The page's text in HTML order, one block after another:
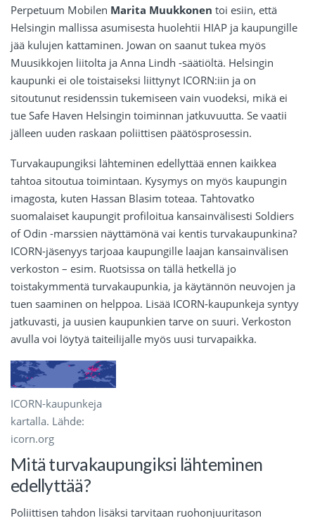
Perpetuum Mobilen Marita Muukkonen toi esiin, että
Helsingin mallissa asumisesta huolehtii HIAP ja kaupungille
jää kulujen kattaminen. Jowan on saanut tukea myös
Muusikkojen liitolta ja Anna Lindh -säätiöltä. Helsingin
kaupunki ei ole toistaiseksi liittynyt ICORN:iin ja on
sitoutunut residenssin tukemiseen vain vuodeksi, mikä ei
tue Safe Haven Helsingin toiminnan jatkuvuutta. Se vaatii
jälleen uuden raskaan poliittisen päätösprosessin.
Turvakaupungiksi lähteminen edellyttää ennen kaikkea
tahtoa sitoutua toimintaan. Kysymys on myös kaupungin
imagosta, kuten Hassan Blasim toteaa. Tahtovatko
suomalaiset kaupungit profiloitua kansainvälisesti Soldiers
of Odin -marssien näyttämönä vai kentis turvakaupunkina?
ICORN-jäsenyys tarjoaa kaupungille laajan kansainvälisen
verkoston – esim. Ruotsissa on tällä hetkellä jo
toistakymmentä turvakaupunkia, ja käytännön neuvojen ja
tuen saaminen on helppoa. Lisää ICORN-kaupunkeja syntyy
jatkuvasti, ja uusien kaupunkien tarve on suuri. Verkoston
avulla voi löytyä taiteilijalle myös uusi turvapaikka.
ICORN-kaupunkeja
kartalla. Lähde:
icorn.org
Mitä turvakaupungiksi lähteminen
edellyttää?
Poliittisen tahdon lisäksi tarvitaan ruohonjuuritason